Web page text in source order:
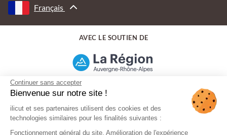
Continuer sans accepter
Bienvenue sur notre site !
ilicut et ses partenaires utilisent des cookies et des
technologies similaires pour les finalités suivantes :
Fonctionnement général du site, Amélioration de l'expérience
Français
AVEC LE SOUTIEN DE